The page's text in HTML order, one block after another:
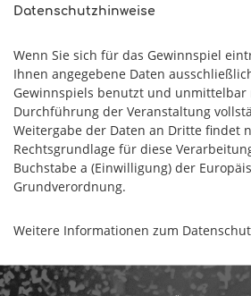
Datenschutzhinweise
Wenn Sie sich für das Gewinnspiel
Ihnen angegebene Daten
Gewinnspiels benutzt und unmittelbar
Durchführung der Veranstaltung
Weitergabe der Daten an Dritte findet
Rechtsgrundlage für diese
Buchstabe a (Einwilligung) der
Grundverordnung.
Weitere Informationen zum